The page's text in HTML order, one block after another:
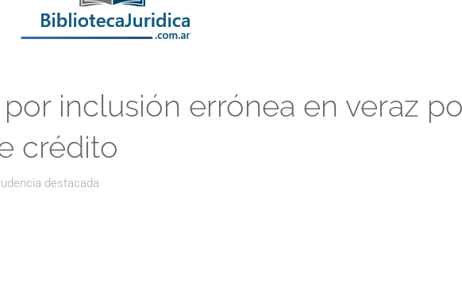
inclusión errónea en veraz
crédito
destacada